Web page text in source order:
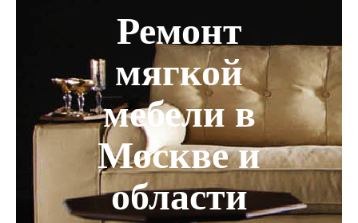
Ремонт
мягкой
мебели в
Москве и
области